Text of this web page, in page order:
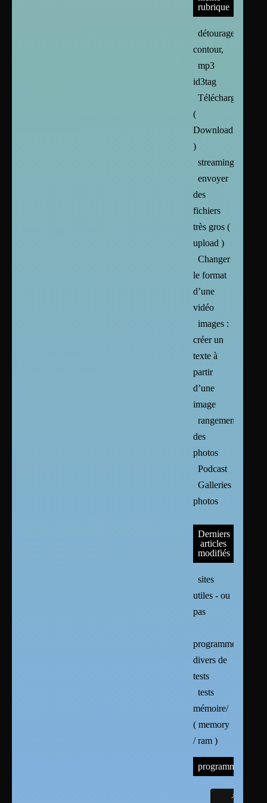
rubrique
détourage,
contour,
mp3
id3tag
Téléchargement
(
Download
)
streaming
envoyer
des
fichiers
très gros (
upload )
Changer
le format
d’une
vidéo
images :
créer un
texte à
partir
d’une
image
rangement
des
photos
Podcast
Galleries
photos
Derniers
articles
modifiés
sites
utiles - ou
pas
programmes
divers de
tests
tests
mémoire/
( memory
/ ram )
programmes